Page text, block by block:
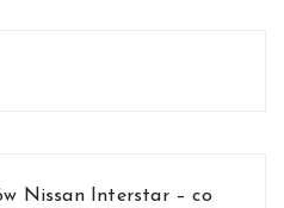
Nissan Interstar – co